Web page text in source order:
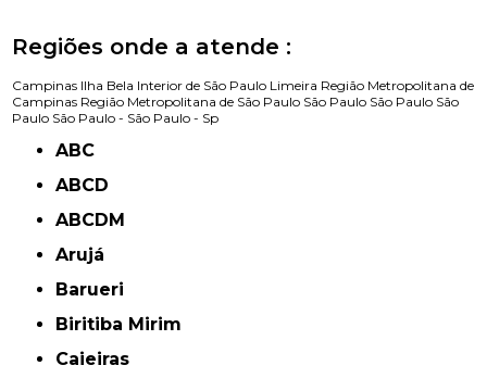
Regiões onde a atende :
Campinas Ilha Bela Interior de São Paulo Limeira Região Metropolitana de
Campinas Região Metropolitana de São Paulo São Paulo São Paulo São
Paulo São Paulo - São Paulo - Sp
ABC
ABCD
ABCDM
Arujá
Barueri
Biritiba Mirim
Caieiras